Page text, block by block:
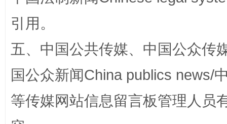
引用。
五、中国公共传媒、中国公众传
国公众新闻China publics news/
等传媒网站信息留言板管理人员